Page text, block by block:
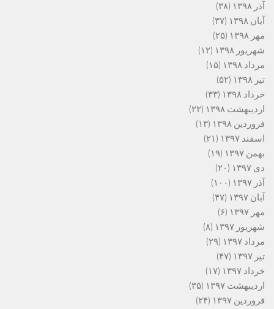
آذر ۱۳۹۸
(۳۸)
آبان ۱۳۹۸
(۳۷)
مهر ۱۳۹۸
(۲۵)
شهریور ۱۳۹۸
(۱۲)
مرداد ۱۳۹۸
(۱۵)
تیر ۱۳۹۸
(۵۲)
خرداد ۱۳۹۸
(۳۳)
اردیبهشت ۱۳۹۸
(۲۲)
فروردین ۱۳۹۸
(۱۳)
اسفند ۱۳۹۷
(۲۱)
بهمن ۱۳۹۷
(۱۹)
دی ۱۳۹۷
(۲۰)
آذر ۱۳۹۷
(۱۰۰)
آبان ۱۳۹۷
(۴۷)
مهر ۱۳۹۷
(۶)
شهریور ۱۳۹۷
(۸)
مرداد ۱۳۹۷
(۲۹)
تیر ۱۳۹۷
(۴۷)
خرداد ۱۳۹۷
(۱۷)
اردیبهشت ۱۳۹۷
(۳۵)
فروردین ۱۳۹۷
(۲۴)